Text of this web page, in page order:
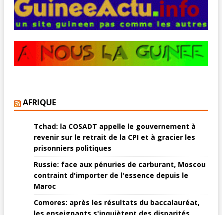
AFRIQUE
Tchad: la COSADT appelle le gouvernement à
revenir sur le retrait de la CPI et à gracier les
prisonniers politiques
Russie: face aux pénuries de carburant, Moscou
contraint d'importer de l'essence depuis le
Maroc
Comores: après les résultats du baccalauréat,